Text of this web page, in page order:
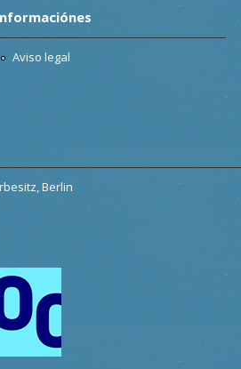
Aviso legal
Berlin